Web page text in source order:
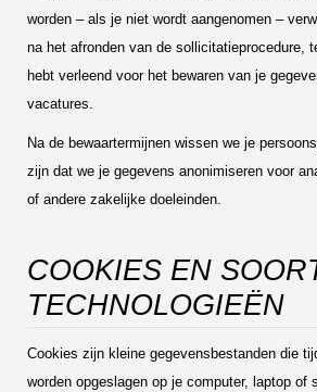
worden – als je niet wordt aangenomen –
na het afronden van de sollicitatieprocedure,
hebt verleend voor het bewaren van je
vacatures.
Na de bewaartermijnen wissen we je
zijn dat we je gegevens anonimiseren voor
of andere zakelijke doeleinden.
COOKIES EN
TECHNOLOGIEËN
Cookies zijn kleine gegevensbestanden die
worden opgeslagen op je computer, laptop of